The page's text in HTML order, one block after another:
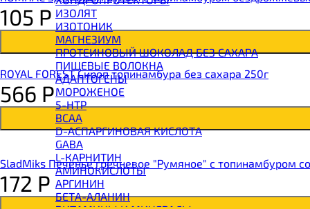
ИЗОЛЯТ
ИЗОТОНИК
МАГНЕЗИУМ
ПРОТЕИНОВЫЙ ШОКОЛАД БЕЗ САХАРА
ПИЩЕВЫЕ ВОЛОКНА
АДАПТОГЕНЫ
МОРОЖЕНОЕ
5-HTP
BCAA
D-АСПАРГИНОВАЯ КИСЛОТА
GABA
L-КАРНИТИН
АМИНОКИСЛОТЫ
АРГИНИН
БЕТА-АЛАНИН
105 Р
ROYAL FOREST Сироп топинамбура без сахара 250г
566 Р
SladMiks Печенье гречневое "Румяное" с топинамбуром
172 Р